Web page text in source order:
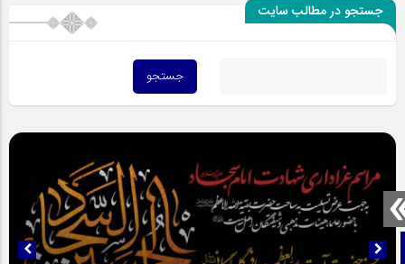
صفحه نخست
جستجو در مطالب سایت